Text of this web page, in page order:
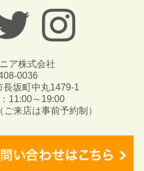
ア株式会社
0036
長坂町中丸1479-1
11:00～19:00
来店は事前予約制）